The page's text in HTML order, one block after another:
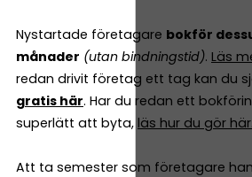
Nystartade företagare bokför
månader (utan bindningstid). Läs
redan drivit företag ett tag kan du
gratis här. Har du redan ett
superlätt att byta, läs hur du gör här.
Att ta semester som företagare